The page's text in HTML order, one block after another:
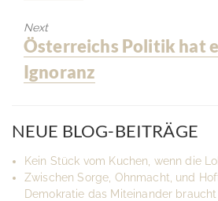
Next
Next
post:
Österreichs Politik hat
Ignoranz
NEUE BLOG-BEITRÄGE
Kein Stück vom Kuchen, wenn die
Zwischen Sorge, Ohnmacht, und
Demokratie das Miteinander braucht